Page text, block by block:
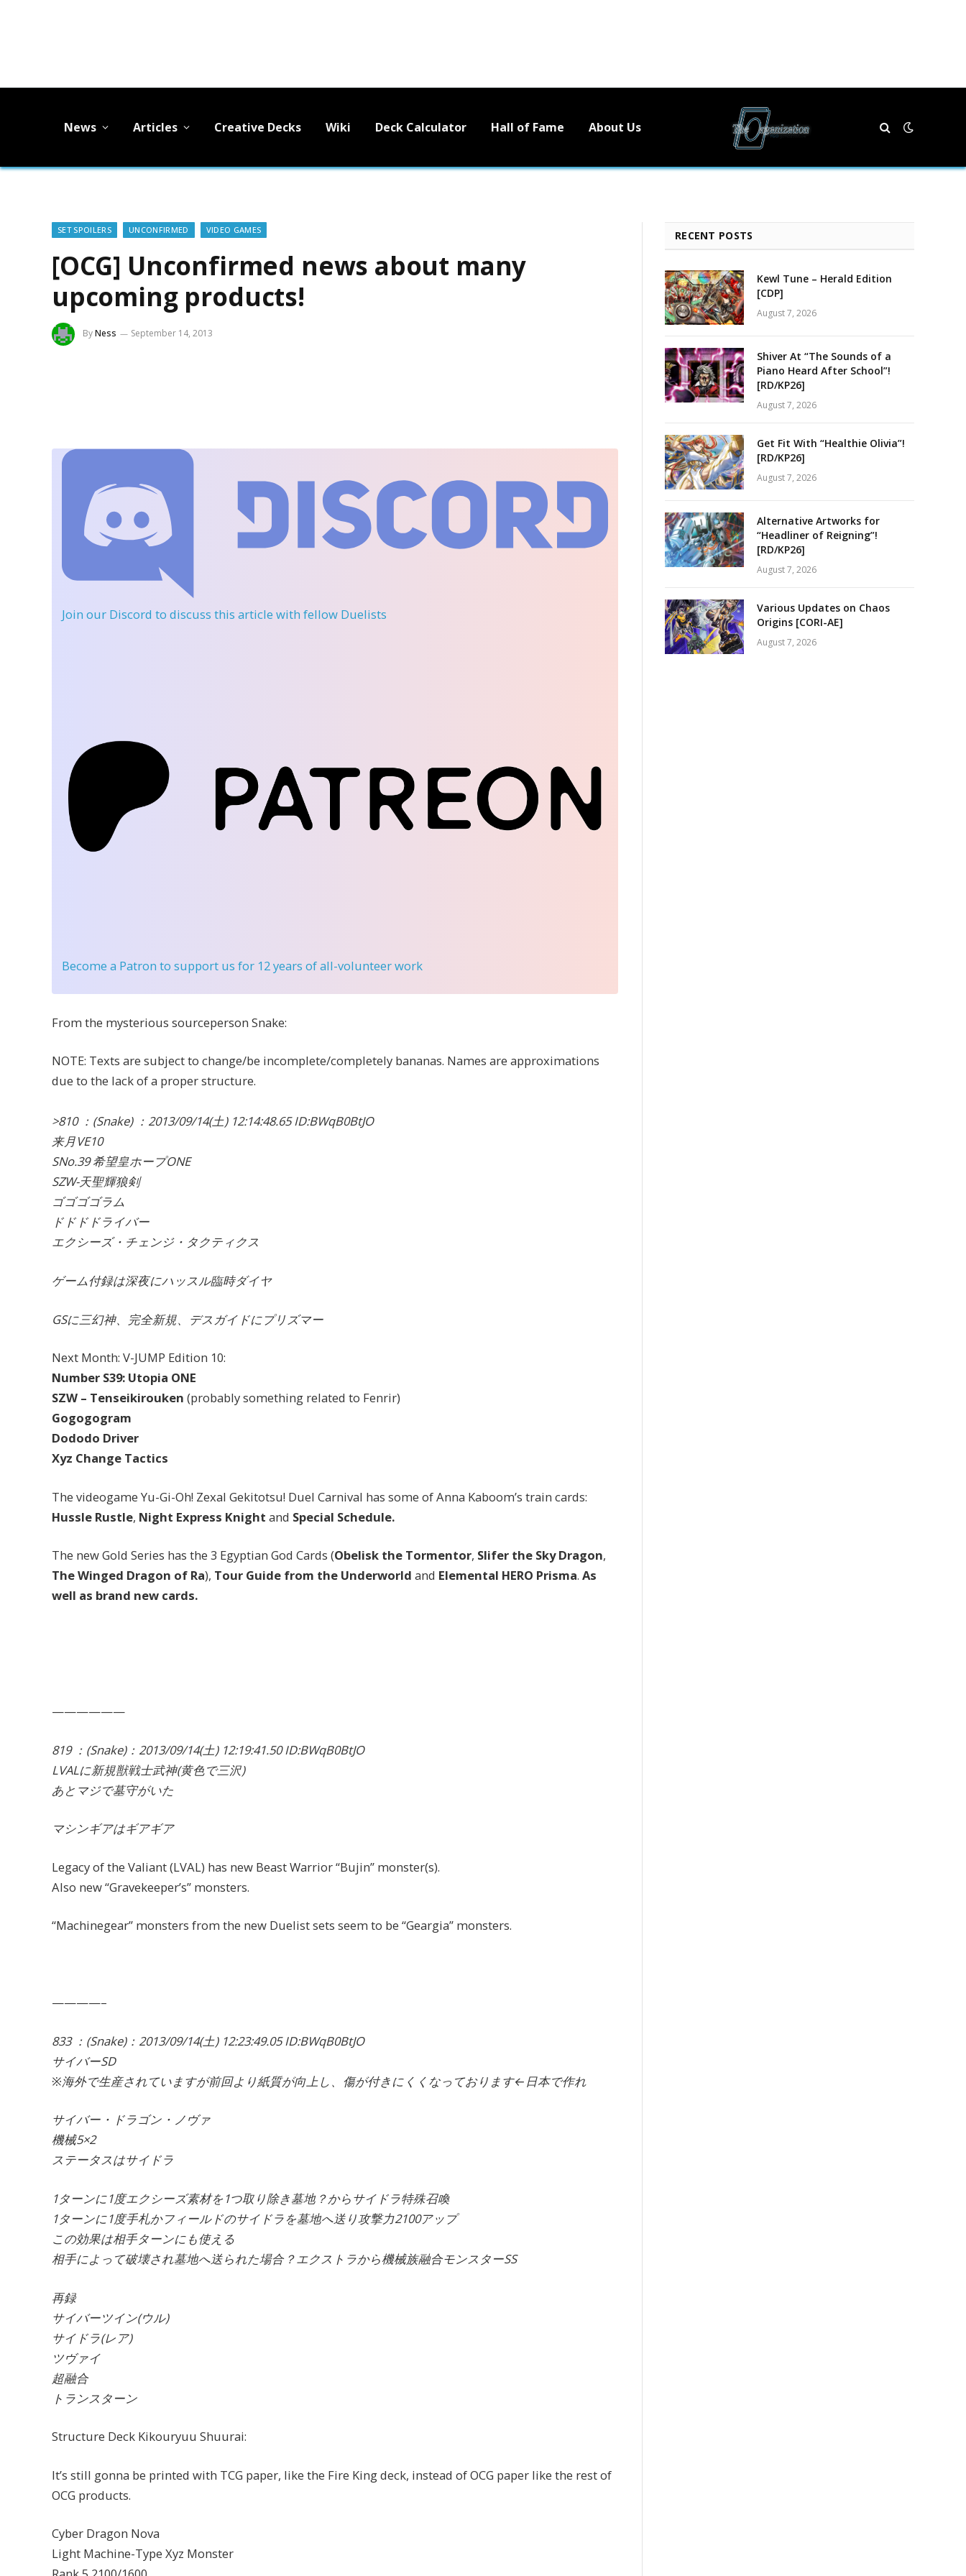
News Articles Creative Decks Wiki Deck Calculator Hall of Fame About Us
SET SPOILERS UNCONFIRMED VIDEO GAMES
[OCG] Unconfirmed news about many
upcoming products!
ByNess September 14, 2013
Join our Discord to discuss this article with fellow Duelists
Become a Patron to support us for 12 years of all-volunteer work
From the mysterious sourceperson Snake:
NOTE: Texts are subject to change/be incomplete/completely bananas. Names are approximations
due to the lack of a proper structure.
>810 ：(Snake) ：2013/09/14(土) 12:14:48.65 ID:BWqB0BtJO
来月VE10
SNo.39 希望皇ホープONE
SZW-天聖輝狼剣
ゴゴゴゴラム
ドドドドライバー
エクシーズ・チェンジ・タクティクス
ゲーム付録は深夜にハッスル臨時ダイヤ
GSに三幻神、完全新規、デスガイドにプリズマー
Next Month: V-JUMP Edition 10:
Number S39: Utopia ONE
SZW – Tenseikirouken (probably something related to Fenrir)
Gogogogram
Dododo Driver
Xyz Change Tactics
The videogame Yu-Gi-Oh! Zexal Gekitotsu! Duel Carnival has some of Anna Kaboom’s train cards:
Hussle Rustle, Night Express Knight and Special Schedule.
The new Gold Series has the 3 Egyptian God Cards (Obelisk the Tormentor, Slifer the Sky Dragon,
The Winged Dragon of Ra), Tour Guide from the Underworld and Elemental HERO Prisma. As
well as brand new cards.
——————
819 ：(Snake)：2013/09/14(土) 12:19:41.50 ID:BWqB0BtJO
LVALに新規獣戦士武神(黄色で三沢)
あとマジで墓守がいた
マシンギアはギアギア
Legacy of the Valiant (LVAL) has new Beast Warrior “Bujin” monster(s).
Also new “Gravekeeper’s” monsters.
“Machinegear” monsters from the new Duelist sets seem to be “Geargia” monsters.
————–
833 ：(Snake)：2013/09/14(土) 12:23:49.05 ID:BWqB0BtJO
サイバーSD
※海外で生産されていますが前回より紙質が向上し、傷が付きにくくなっております←日本で作れ
サイバー・ドラゴン・ノヴァ
機械5×2
ステータスはサイドラ
1ターンに1度エクシーズ素材を1つ取り除き墓地？からサイドラ特殊召喚
1ターンに1度手札かフィールドのサイドラを墓地へ送り攻撃力2100アップ
この効果は相手ターンにも使える
相手によって破壊され墓地へ送られた場合？エクストラから機械族融合モンスターSS
再録
サイバーツイン(ウル)
サイドラ(レア)
ツヴァイ
超融合
トランスターン
Structure Deck Kikouryuu Shuurai:
It’s still gonna be printed with TCG paper, like the Fire King deck, instead of OCG paper like the rest of
OCG products.
Cyber Dragon Nova
Light Machine-Type Xyz Monster
RECENT POSTS
Kewl Tune – Herald Edition
[CDP]
August 7, 2026
Shiver At “The Sounds of a
Piano Heard After School”!
[RD/KP26]
August 7, 2026
Get Fit With “Healthie Olivia”!
[RD/KP26]
August 7, 2026
Alternative Artworks for
“Headliner of Reigning”!
[RD/KP26]
August 7, 2026
Various Updates on Chaos
Origins [CORI-AE]
August 7, 2026